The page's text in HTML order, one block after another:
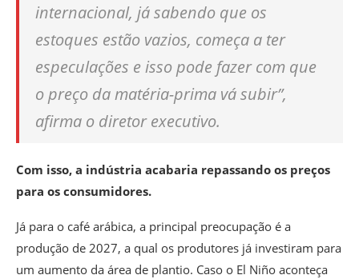
internacional, já sabendo que os
estoques estão vazios, começa a ter
especulações e isso pode fazer com que
o preço da matéria-prima vá subir”,
afirma o diretor executivo.
Com isso, a indústria acabaria repassando os preços
para os consumidores.
Já para o café arábica, a principal preocupação é a
produção de 2027, a qual os produtores já investiram para
um aumento da área de plantio. Caso o El Niño aconteça